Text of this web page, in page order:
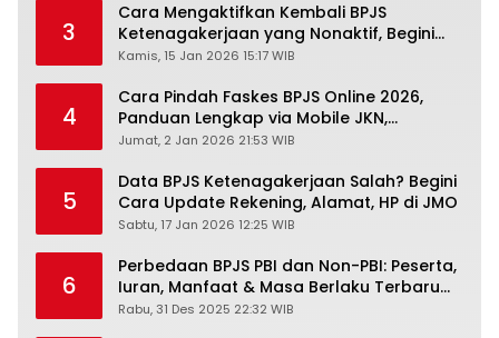
3
Cara Mengaktifkan Kembali BPJS
Ketenagakerjaan yang Nonaktif, Begini
Panduan Lengkapnya
Kamis, 15 Jan 2026 15:17 WIB
4
Cara Pindah Faskes BPJS Online 2026,
Panduan Lengkap via Mobile JKN,
PANDAWA & Offiline Kantor Cabang
Jumat, 2 Jan 2026 21:53 WIB
5
Data BPJS Ketenagakerjaan Salah? Begini
Cara Update Rekening, Alamat, HP di JMO
Sabtu, 17 Jan 2026 12:25 WIB
6
Perbedaan BPJS PBI dan Non-PBI: Peserta,
Iuran, Manfaat & Masa Berlaku Terbaru
2026
Rabu, 31 Des 2025 22:32 WIB